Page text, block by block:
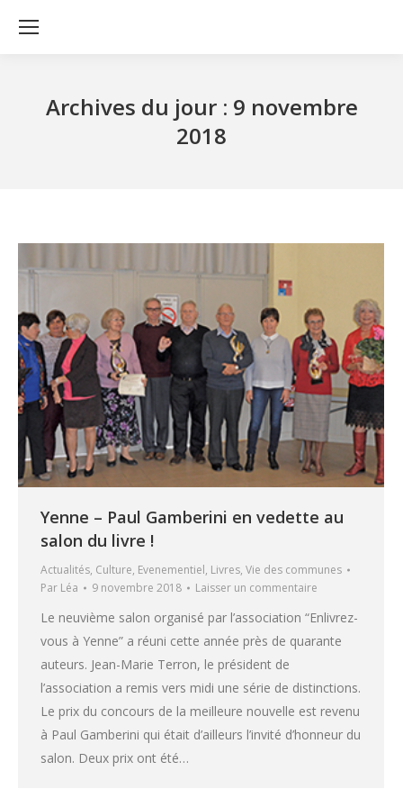
Archives du jour : 9 novembre
2018
Yenne – Paul Gamberini en vedette au
salon du livre !
Actualités, Culture, Evenementiel, Livres, Vie des communes
Par Léa 9 novembre 2018 Laisser un commentaire
Le neuvième salon organisé par l’association “Enlivrez-
vous à Yenne” a réuni cette année près de quarante
auteurs. Jean-Marie Terron, le président de
l’association a remis vers midi une série de distinctions.
Le prix du concours de la meilleure nouvelle est revenu
à Paul Gamberini qui était d’ailleurs l’invité d’honneur du
salon. Deux prix ont été…